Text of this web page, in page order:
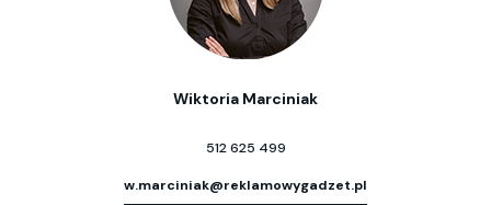
Wiktoria Marciniak
512 625 499
w.marciniak@reklamowygadzet.pl